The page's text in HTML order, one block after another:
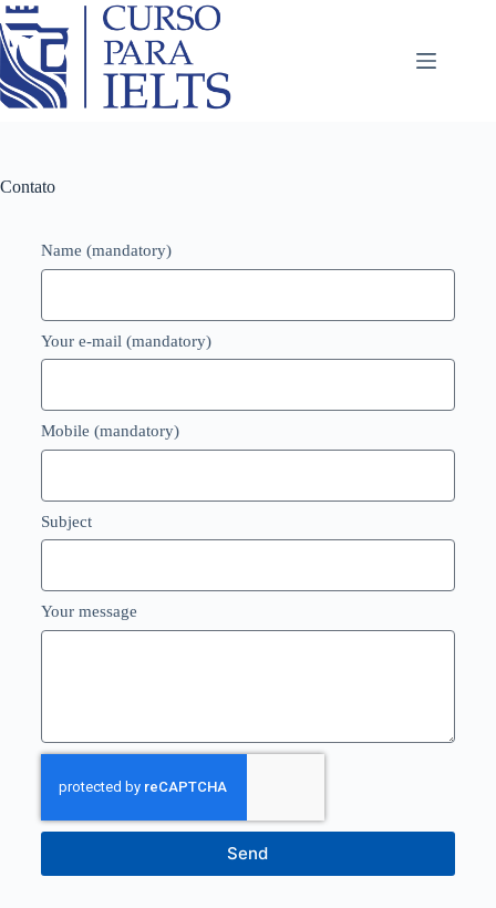
Contato
Name (mandatory)
Your e-mail (mandatory)
Mobile (mandatory)
Subject
Your message
Send